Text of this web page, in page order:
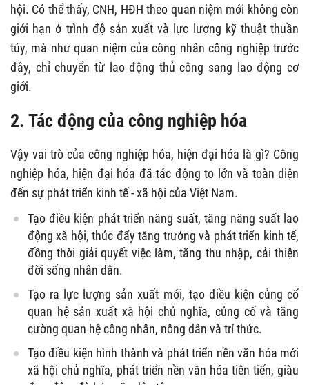
hội. Có thể thấy, CNH, HĐH theo quan niệm mới không còn
giới hạn ở trình độ sản xuất và lực lượng kỹ thuật thuần
túy, mà như quan niệm của công nhân công nghiệp trước
đây, chỉ chuyển từ lao động thủ công sang lao động cơ
giới.
2. Tác động của công nghiệp hóa
Vậy vai trò của công nghiệp hóa, hiện đại hóa là gì? Công
nghiệp hóa, hiện đại hóa đã tác động to lớn và toàn diện
đến sự phát triển kinh tế - xã hội của Việt Nam.
Tạo điều kiện phát triển năng suất, tăng năng suất lao
động xã hội, thúc đẩy tăng trưởng và phát triển kinh tế,
đồng thời giải quyết việc làm, tăng thu nhập, cải thiện
đời sống nhân dân.
Tạo ra lực lượng sản xuất mới, tạo điều kiện củng cố
quan hệ sản xuất xã hội chủ nghĩa, củng cố và tăng
cường quan hệ công nhân, nông dân và trí thức.
Tạo điều kiện hình thành và phát triển nền văn hóa mới
xã hội chủ nghĩa, phát triển nền văn hóa tiên tiến, giàu